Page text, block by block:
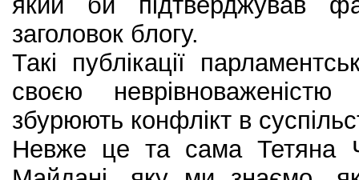
заголовок блогу.
Такі публікації
своєю
збурюють конфлікт в
Невже це та сама Тетяна